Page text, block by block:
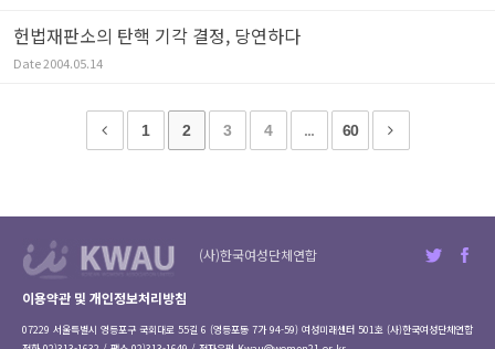
헌법재판소의 탄핵 기각 결정, 당연하다
Date2004.05.14
1 2 3 4 ... 60
(사)한국여성단체연합
이용약관 및 개인정보처리방침
07229 서울특별시 영등포구 국회대로 55길 6 (영등포동 7가 94-59) 여성미래센터 501호 (사)한국여성단체연합